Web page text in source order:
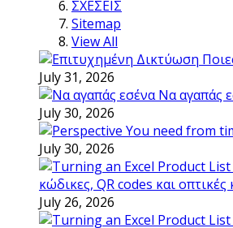
ΣΧΕΣΕΙΣ
Sitemap
View All
July 31, 2026
Να αγαπάς
July 30, 2026
You need from
July 30, 2026
κώδικες, QR codes και
July 26, 2026